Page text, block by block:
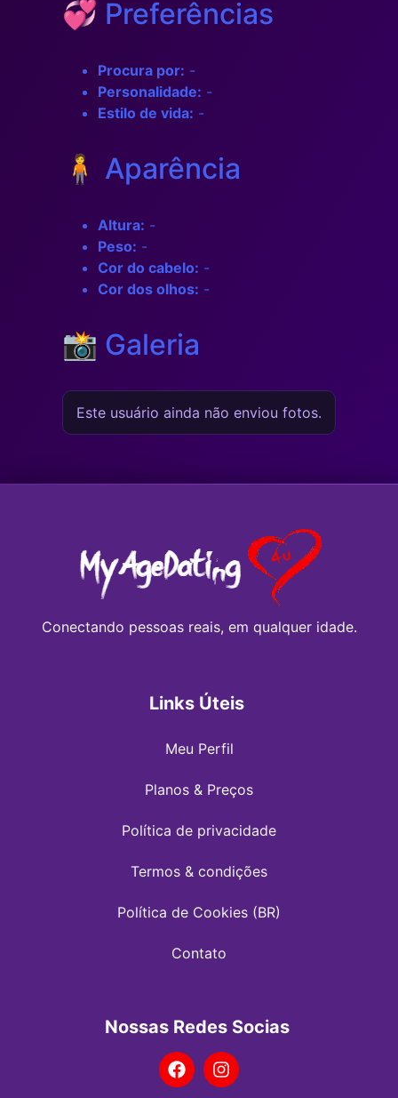
💞 Preferências
Procura por: -
Personalidade: -
Estilo de vida: -
🧍 Aparência
Altura: -
Peso: -
Cor do cabelo: -
Cor dos olhos: -
📸 Galeria
Este usuário ainda não enviou fotos.
Conectando pessoas reais, em qualquer idade.
Links Úteis
Meu Perfil
Planos & Preços
Política de privacidade
Termos & condições
Política de Cookies (BR)
Contato
Nossas Redes Socias